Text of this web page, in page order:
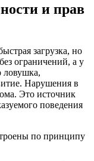
и прав
загрузка, но
ограничений, а у
ловушка,
Нарушения в
Это источник
поведения
по принципу